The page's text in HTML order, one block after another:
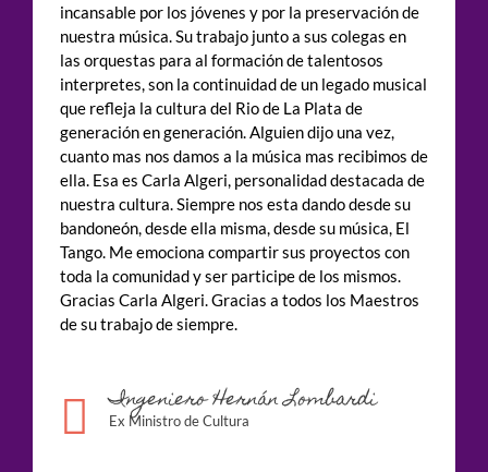
incansable por los jóvenes y por la preservación de
nuestra música. Su trabajo junto a sus colegas en
las orquestas para al formación de talentosos
interpretes, son la continuidad de un legado musical
que refleja la cultura del Rio de La Plata de
generación en generación. Alguien dijo una vez,
cuanto mas nos damos a la música mas recibimos de
ella. Esa es Carla Algeri, personalidad destacada de
nuestra cultura. Siempre nos esta dando desde su
bandoneón, desde ella misma, desde su música, El
Tango. Me emociona compartir sus proyectos con
toda la comunidad y ser participe de los mismos.
Gracias Carla Algeri. Gracias a todos los Maestros
de su trabajo de siempre.
Ingeniero Hernán Lombardi
Ex Ministro de Cultura